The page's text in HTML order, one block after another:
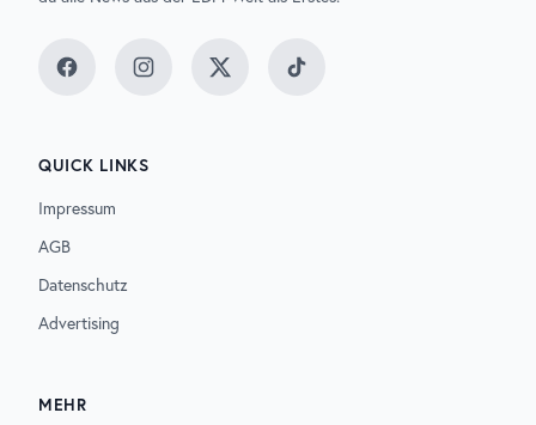
FacebookInstagramTwitter TikTok
QUICK LINKS
Impressum
AGB
Datenschutz
Advertising
MEHR